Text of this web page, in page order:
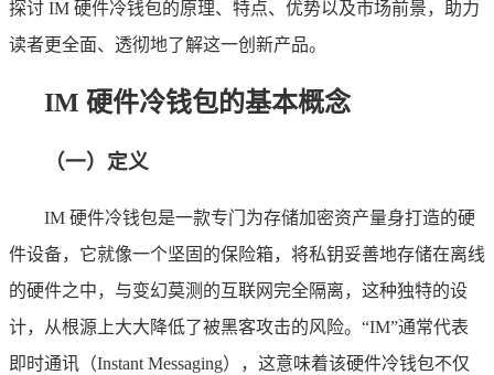
探讨 IM 硬件冷钱包的原理、特点、优势以及市场前景，助力
读者更全面、透彻地了解这一创新产品。
IM 硬件冷钱包的基本概念
（一）定义
IM 硬件冷钱包是一款专门为存储加密资产量身打造的硬
件设备，它就像一个坚固的保险箱，将私钥妥善地存储在离线
的硬件之中，与变幻莫测的互联网完全隔离，这种独特的设
计，从根源上大大降低了被黑客攻击的风险。“IM”通常代表
即时通讯（Instant Messaging），这意味着该硬件冷钱包不仅